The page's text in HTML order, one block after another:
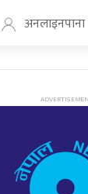
अनलाइनपाना